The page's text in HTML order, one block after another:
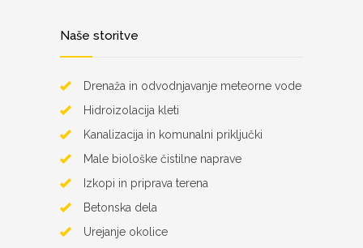
Naše storitve
Drenaža in odvodnjavanje meteorne vode
Hidroizolacija kleti
Kanalizacija in komunalni priključki
Male biološke čistilne naprave
Izkopi in priprava terena
Betonska dela
Urejanje okolice